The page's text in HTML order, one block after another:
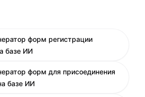
форм регистрации
базе ИИ
форм для присоединения
базе ИИ